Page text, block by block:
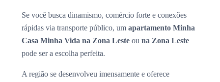
Se você busca dinamismo, comércio forte e conexões
rápidas via transporte público, um apartamento Minha
Casa Minha Vida na Zona Leste ou na Zona Leste
pode ser a escolha perfeita.
A região se desenvolveu imensamente e oferece